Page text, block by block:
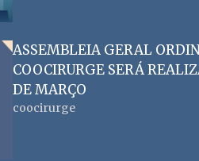
ASSEMBLEIA GERAL
COOCIRURGE SERÁ
DE MARÇO
coocirurge